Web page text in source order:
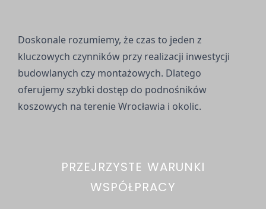
Doskonale rozumiemy, że czas to jeden z
kluczowych czynników przy realizacji inwestycji
budowlanych czy montażowych. Dlatego
oferujemy szybki dostęp do podnośników
koszowych na terenie Wrocławia i okolic.
PRZEJRZYSTE WARUNKI
WSPÓŁPRACY